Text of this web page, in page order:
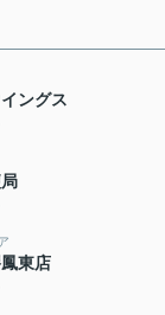
ングス
東店